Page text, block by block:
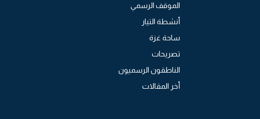
الموقف الرسمي
أنشطة التيار
ساحة غزة
تصريحات
الناطقون الرسميون
أخر المقالات